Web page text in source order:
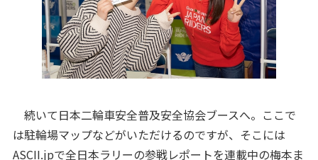
続いて日本二輪車安全普及安全協会ブースへ。ここで
は駐輪場マップなどがいただけるのですが、そこには
ASCII.jpで全日本ラリーの参戦レポートを連載中の梅本ま